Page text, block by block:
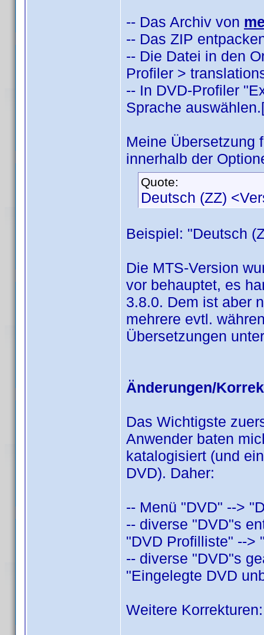
-- Das Archiv von
-- Das ZIP
-- Die Datei in den
Profiler >
-- In DVD-Profiler
Sprache
Meine Übersetzung
innerhalb der
Quote:
Deutsch (ZZ)
Beispiel: "Deutsch
Die MTS-Version
vor behauptet, es
3.8.0. Dem ist aber
mehrere evtl.
Übersetzungen
Änderungen/
Das Wichtigste
Anwender baten
katalogisiert (und
DVD). Daher:
-- Menü "DVD" -->
-- diverse "DVD"s
"DVD Profilliste" -->
-- diverse "DVD"s
"Eingelegte DVD
Weitere Korrekturen: